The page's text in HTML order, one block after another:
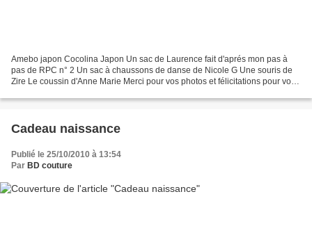
Amebo japon Cocolina Japon Un sac de Laurence fait d'aprés mon pas à
pas de RPC n° 2 Un sac à chaussons de danse de Nicole G Une souris de
Zire Le coussin d'Anne Marie Merci pour vos photos et félicitations pour vos
Cadeau naissance
Publié le 25/10/2010 à 13:54
Par BD couture